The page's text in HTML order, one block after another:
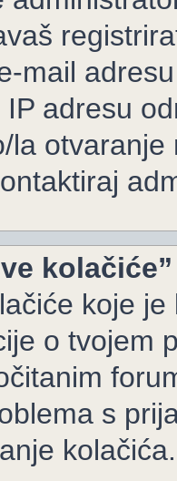
mail
adresu
la
koje
o tvojem
s
kolačića.